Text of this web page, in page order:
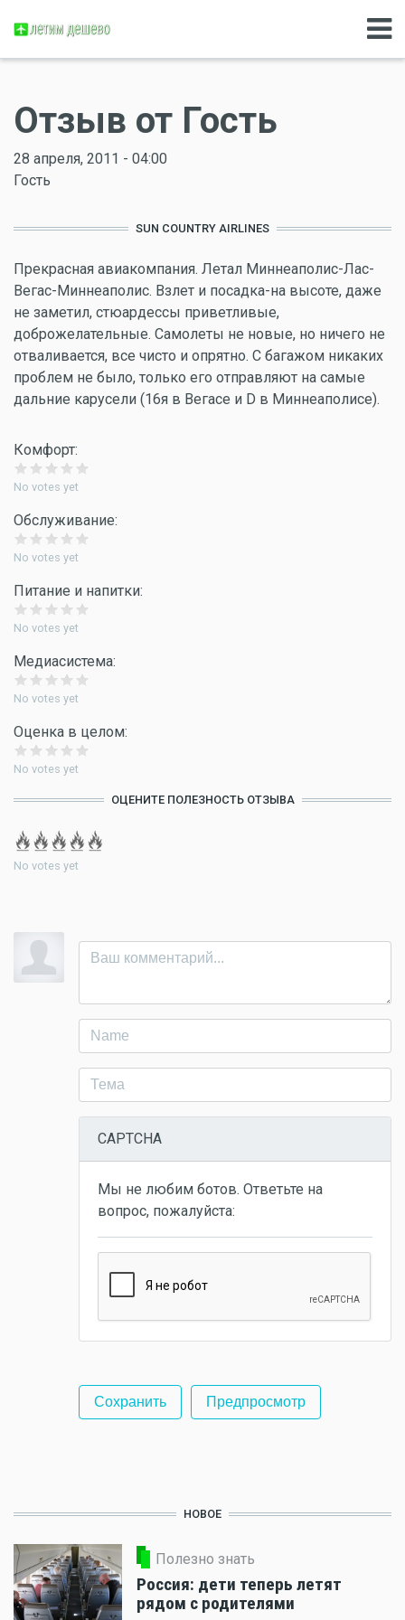
Отзыв от Гость
28 апреля, 2011 - 04:00
Гость
SUN COUNTRY AIRLINES
Прекрасная авиакомпания. Летал Миннеаполис-Лас-
Вегас-Миннеаполис. Взлет и посадка-на высоте, даже
не заметил, стюардессы приветливые,
доброжелательные. Самолеты не новые, но ничего не
отваливается, все чисто и опрятно. С багажом никаких
проблем не было, только его отправляют на самые
дальние карусели (16я в Вегасе и D в Миннеаполисе).
Комфорт:
No votes yet
Обслуживание:
No votes yet
Питание и напитки:
No votes yet
Медиасистема:
No votes yet
Оценка в целом:
No votes yet
ОЦЕНИТЕ ПОЛЕЗНОСТЬ ОТЗЫВА
No votes yet
CAPTCHA
Мы не любим ботов. Ответьте на
вопрос, пожалуйста:
НОВОЕ
Полезно знать
Россия: дети теперь летят
рядом с родителями